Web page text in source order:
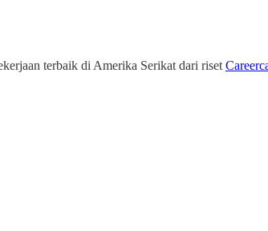
terbaik di Amerika Serikat dari riset